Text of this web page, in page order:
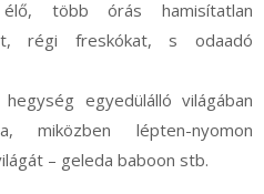
több órás hamisítatlan
régi freskókat, s odaadó
egyedülálló világában
miközben lépten-nyomon
– geleda baboon stb.